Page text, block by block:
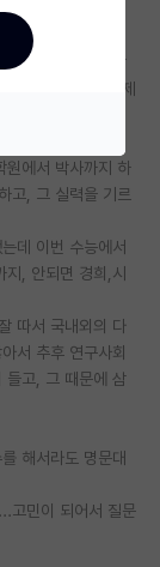
어 졌다는 점을 알
문 드립니다. 문제
원에서 박사까지 하
고, 그 실력을 기르
데 이번 수능에서
, 안되면 경희,시
따서 국내외의 다
서 추후 연구사회
들고, 그 때문에 삼
해서라도 명문대
고민이 되어서 질문